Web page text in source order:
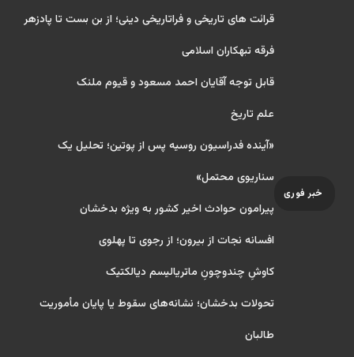
خبر فوری
قرائت های تاریخی و فراتاریخی دینی؛ از بن بست تا پادزهر
فرقه تبهکاران اسلامی
قابل توجه آقایان احمد مسعود و قیوم ملنک
علم تاریخ
«آینده فدراسیون روسیه پس از پوتین؛ تحلیل یک
سناریوی محتمل»
پیرامون حوادث اخیر کشور به ویژه بدخشان
افسانه نجات از بیرون؛ از رجوی تا پهلوی
کاوشِ چندو‌چونِ ماتریالیسم دیالکتیک
تحولات بدخشان؛ نشانه‌های سقوط یا پایان مأموریت
طالبان